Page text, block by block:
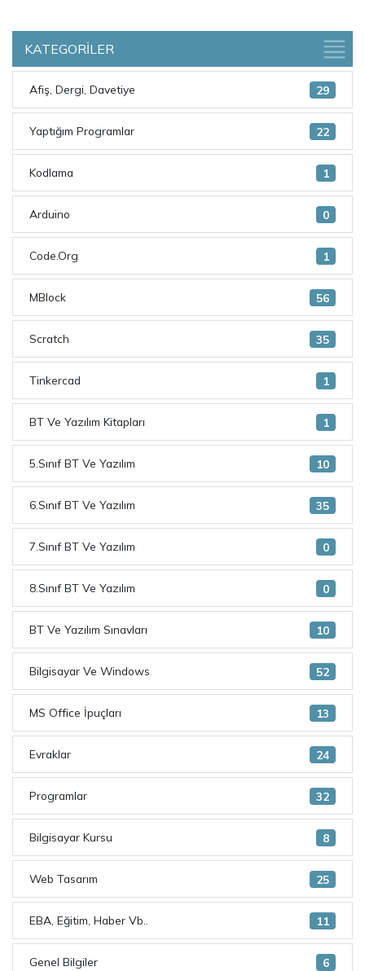
KATEGORİLER
29
Afiş, Dergi, Davetiye
22
Yaptığım Programlar
1
Kodlama
0
Arduino
1
Code.Org
56
MBlock
35
Scratch
1
Tinkercad
1
BT Ve Yazılım Kitapları
10
5.Sınıf BT Ve Yazılım
35
6.Sınıf BT Ve Yazılım
0
7.Sınıf BT Ve Yazılım
0
8.Sınıf BT Ve Yazılım
10
BT Ve Yazılım Sınavları
52
Bilgisayar Ve Windows
13
MS Office İpuçları
24
Evraklar
32
Programlar
8
Bilgisayar Kursu
25
Web Tasarım
11
EBA, Eğitim, Haber Vb..
6
Genel Bilgiler